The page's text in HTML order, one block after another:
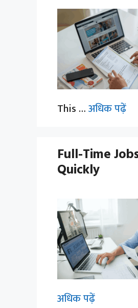
This …अधिक पढ़ें
Full-Time
Quickly
अधिक पढ़ें